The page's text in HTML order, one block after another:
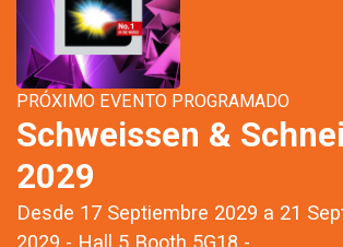
PRÓXIMO EVENTO PROGRAMADO
Schweissen &
2029
Desde 17 Septiembre 2029 a 21
2029 - Hall 5 Booth 5G18 -